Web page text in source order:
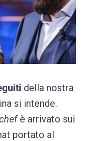
della nostra
si intende.
è arrivato sui
portato al